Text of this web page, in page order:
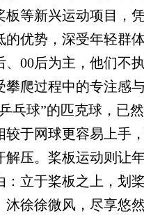
板等新兴运动项目，
的优势，深受年轻群
、00后为主，他们不
攀爬过程中的专注感
乓球”的匹克球，已
较于网球更容易上手
解压。桨板运动则让
：立于桨板之上，划
沐徐徐微风，尽享悠然